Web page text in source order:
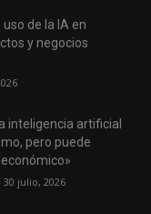
de la IA en
y negocios
inteligencia artificial
pero puede
30 julio, 2026